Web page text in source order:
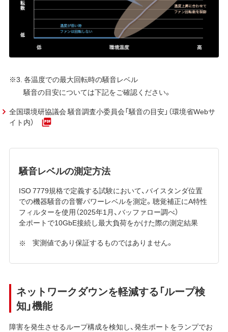
※3. 各温度での最大回転時の騒音レベル
騒音の目安については下記をご確認ください。
全国環境研協議会 騒音調査小委員会「騒音の目安」（環境省Webサ
イト内）
騒音レベルの測定方法
ISO 7779規格で定義する試験において、バイスタンダ位置
での機器騒音の音響パワーレベルを測定。聴覚補正にA特性
フィルターを使用（2025年1月、バッファロー調べ）
全ポートで10GbE接続し最大負荷をかけた際の測定結果
実測値であり保証するものではありません。
ネットワークダウンを軽減する「ループ検
知」機能
障害を発⽣させるループ構成を検知し、発⽣ポートをランプでお